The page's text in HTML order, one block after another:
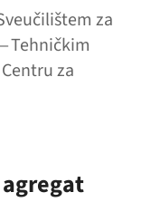
za
Tehničkim
za